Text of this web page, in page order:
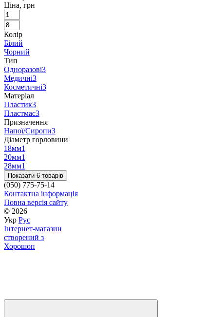
Ціна, грн
Колір
Білий
Чорний
Тип
Одноразові3
Медичні3
Косметичні3
Матеріал
Пластик3
Пластмас3
Призначення
Напої/Сиропи3
Діаметр горловини
18мм1
20мм1
28мм1
Показати 6 товарів
(050) 775-75-14
Контактна інформація
Повна версія сайту
© 2026
Укр Рус
Інтернет-магазин
створений з
Хорошоп